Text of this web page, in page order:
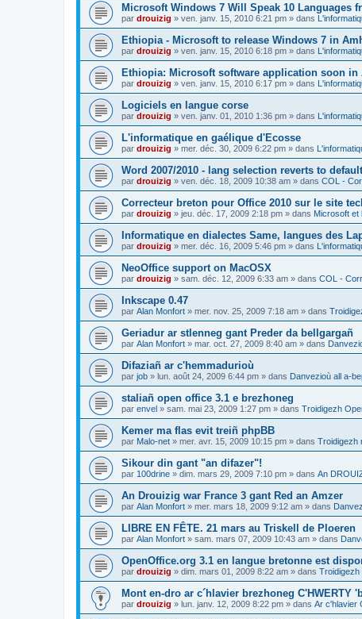
Microsoft Windows 7 Will Speak 10 Languages
par drouizig » ven. janv. 15, 2010 6:21 pm » dans
Ethiopia - Microsoft to release Windows 7 in
par drouizig » ven. janv. 15, 2010 6:18 pm » dans
Ethiopia: Microsoft software application soon in
par drouizig » ven. janv. 15, 2010 6:17 pm » dans
Logiciels en langue corse
par drouizig » ven. janv. 01, 2010 1:36 pm » dans
L'informatique en gaélique d'Ecosse
par drouizig » mer. déc. 30, 2009 6:22 pm » dans
Word 2007/2010 - lang selection reverts to
par drouizig » ven. déc. 18, 2009 10:38 am » dans COL -
Correcteur breton pour Office 2010 sur le site
par drouizig » jeu. déc. 17, 2009 2:18 pm » dans Microsoft et
Informatique en dialectes Same, langues des
par drouizig » mer. déc. 16, 2009 5:46 pm » dans
NeoOffice support on MacOSX
par drouizig » sam. déc. 12, 2009 6:33 am » dans COL -
Inkscape 0.47
par Alan Monfort » mer. nov. 25, 2009 7:18 am » dans
Geriadur ar stlenneg gant Preder da bellgargañ
par Alan Monfort » mar. oct. 27, 2009 8:40 am » dans
Difaziañ ar c'hemmadurioù
par job » lun. août 24, 2009 6:44 pm » dans Danvezioù all a-
staliañ open office 3.1 e brezhoneg
par envel » sam. mai 23, 2009 1:27 pm » dans Troidigezh
Kemer ma flas evit treiñ phpBB
par Malo-net » mer. avr. 15, 2009 10:15 pm » dans Troidigezh
Sikour din gant "an difazer"!
par 100drine » dim. mars 29, 2009 7:10 pm » dans An
An Drouizig war France 3 gant Red an Amzer
par Alan Monfort » mer. mars 18, 2009 9:12 am » dans
LIBRE EN FÊTE. 21 mars au Triskell de Ploeren
par Alan Monfort » sam. mars 07, 2009 10:43 am » dans
OpenOffice.org 3.1 en langue bretonne est
par drouizig » dim. mars 01, 2009 8:22 am » dans Troidigezh
Mont en-dro ar c´hlavier brezhoneg C'HWERTY
par drouizig » lun. janv. 12, 2009 8:22 pm » dans Ar c'hlavier